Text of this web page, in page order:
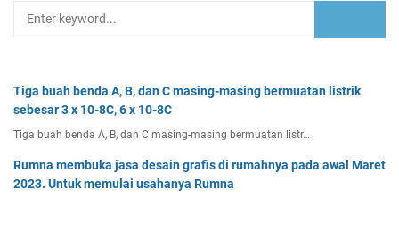
Tiga buah benda A, B, dan C masing-masing bermuatan listrik
sebesar 3 x 10-8C, 6 x 10-8C
Tiga buah benda A, B, dan C masing-masing bermuatan listr…
Rumna membuka jasa desain grafis di rumahnya pada awal Maret
2023. Untuk memulai usahanya Rumna